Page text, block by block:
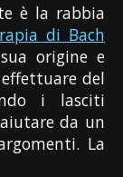
è la rabbia
di Bach
origine e
del
i lasciti
da un
La